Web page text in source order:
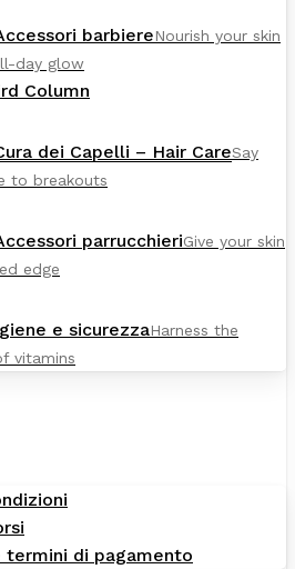
barbiereNourish your skin
day glow
Column
dei Capelli – Hair CareSay
to breakouts
parrucchieriGive your skin
edge
e sicurezzaHarness the
vitamins
termini di pagamento